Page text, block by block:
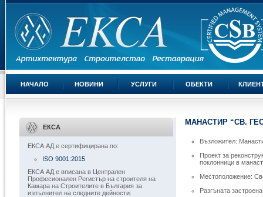
НАЧАЛО НОВИНИ УСЛУГИ ОБЕКТИ
ЕКСА
ЕКСА АД е сертифицирана по:
ISO 9001:2015
ЕКСА АД е вписана в Централен
Професионален Регистър на строителя на
Камара на Строителите в България за
изпълнител на следните дейности:
МАНАСТИР “СВ.
Възложител:
Проект за
поклонници в
Местоположение:
Разгъната